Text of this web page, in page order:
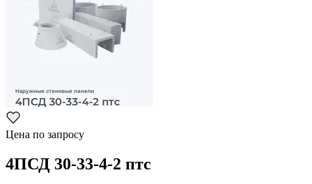
Цена по запросу
4ПСД 30-33-4-2 птс